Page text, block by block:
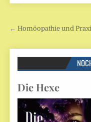
← Homöopathie und
Die Hexe